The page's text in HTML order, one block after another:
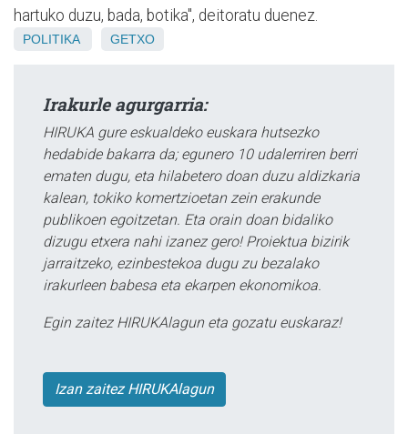
hartuko duzu, bada, botika", deitoratu duenez.
POLITIKA GETXO
Irakurle agurgarria:
HIRUKA gure eskualdeko euskara hutsezko
hedabide bakarra da; egunero 10 udalerriren berri
ematen dugu, eta hilabetero doan duzu aldizkaria
kalean, tokiko komertzioetan zein erakunde
publikoen egoitzetan. Eta orain doan bidaliko
dizugu etxera nahi izanez gero! Proiektua bizirik
jarraitzeko, ezinbestekoa dugu zu bezalako
irakurleen babesa eta ekarpen ekonomikoa.
Egin zaitez HIRUKAlagun eta gozatu euskaraz!
Izan zaitez HIRUKAlagun